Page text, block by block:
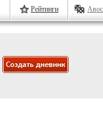
Рейтинги